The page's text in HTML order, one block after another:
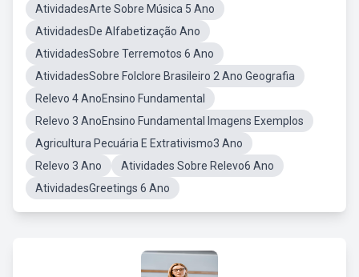
AtividadesArte Sobre Música 5 Ano
AtividadesDe Alfabetização Ano
AtividadesSobre Terremotos 6 Ano
AtividadesSobre Folclore Brasileiro 2 Ano Geografia
Relevo 4 AnoEnsino Fundamental
Relevo 3 AnoEnsino Fundamental Imagens Exemplos
Agricultura Pecuária E Extrativismo3 Ano
Relevo 3 Ano
Atividades Sobre Relevo6 Ano
AtividadesGreetings 6 Ano